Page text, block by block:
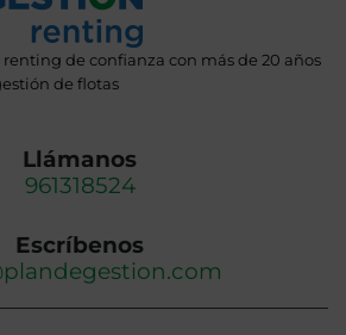
de confianza con más de 20 años
de flotas
Llámanos
961318524
Escríbenos